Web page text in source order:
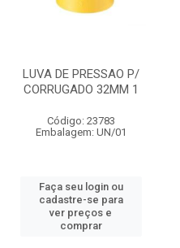
LUVA DE PRESSAO P/
CORRUGADO 32MM 1
Código: 23783
Embalagem: UN/01
Faça seu login ou
cadastre-se para
ver preços e
comprar